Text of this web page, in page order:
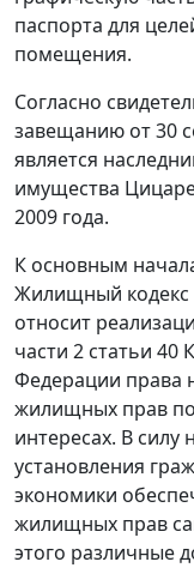
паспорта для
помещения.
Согласно
завещанию от 30
является
имущества
2009 года.
К основным
Жилищный кодекс
относит
части 2 статьи 40
Федерации права
жилищных прав
интересах. В силу
установления
экономики
жилищных прав
этого различные